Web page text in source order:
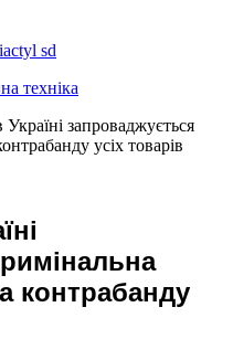
Україні запроваджується
усіх товарів
контрабанду